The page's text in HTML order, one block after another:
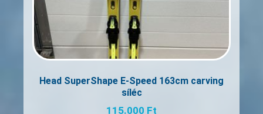
Head SuperShape E-Speed 163cm carving
síléc
115.000 Ft